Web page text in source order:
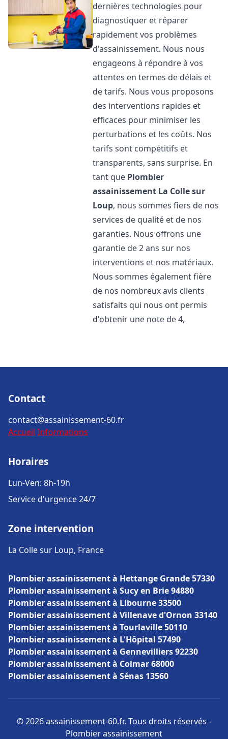
dernières technologies pour
diagnostiquer et réparer
rapidement vos problèmes
d'assainissement. Nous nous
engageons à répondre à vos
attentes en termes de délais et
de tarifs. Nous vous proposons
des interventions rapides et
efficaces pour minimiser les
perturbations et les coûts. Nos
tarifs sont compétitifs et
transparents, sans surprise. En
tant que Plombier
assainissement La Colle sur
Loup, nous sommes fiers de nos
services de qualité et de nos
garanties. Nous offrons une
garantie de 2 ans sur nos
interventions et nos matériaux.
Nous sommes également fière
de nos nombreux avis clients
satisfaits qui nous ont permis
d'obtenir une note de 4,
Contact
contact@assainissement-60.fr
Accueil Informations
Horaires
Lun-Ven: 8h-19h
Service d'urgence 24/7
Zone intervention
La Colle sur Loup, France
Plombier assainissement à Hettange Grande 57330
Plombier assainissement à Sucy en Brie 94880
Plombier assainissement à Libourne 33500
Plombier assainissement à Villenave d'Ornon 33140
Plombier assainissement à Tourlaville 50110
Plombier assainissement à L'Hôpital 57490
Plombier assainissement à Gennevilliers 92230
Plombier assainissement à Colmar 68000
Plombier assainissement à Sénas 13560
© 2026 assainissement-60.fr. Tous droits réservés -
Plombier assainissement